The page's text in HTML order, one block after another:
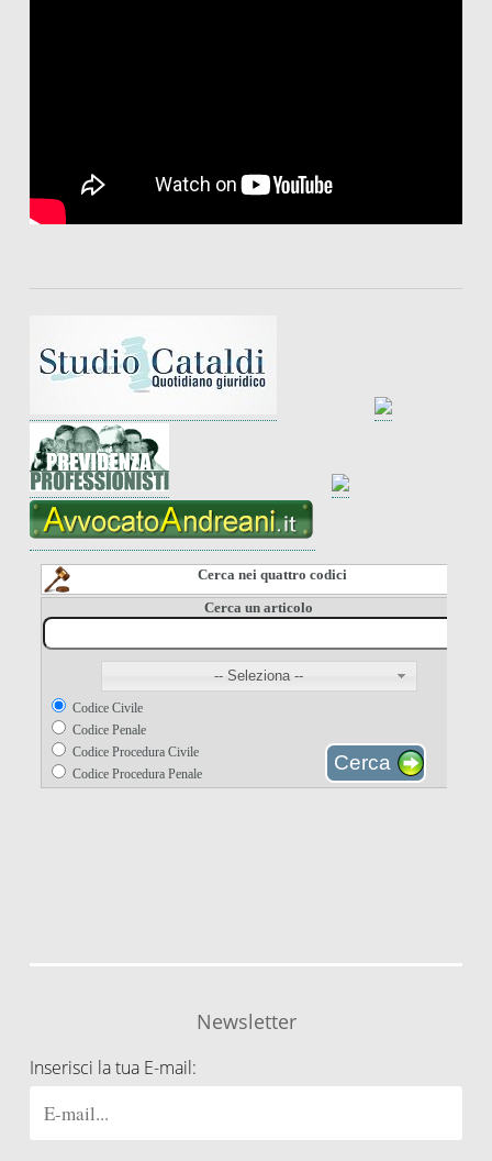
Newsletter
Inserisci la tua E-mail: